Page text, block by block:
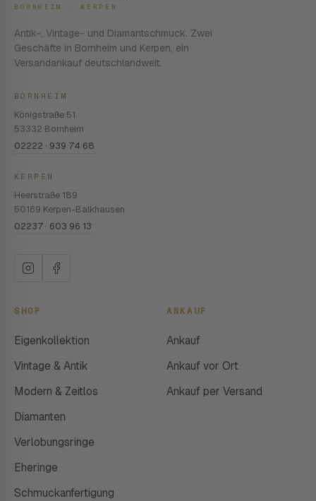
BORNHEIM · KERPEN
Antik-, Vintage- und Diamantschmuck. Zwei
Geschäfte in Bornheim und Kerpen, ein
Versandankauf deutschlandweit.
BORNHEIM
Königstraße 51
53332 Bornheim
02222 · 939 74 68
KERPEN
Heerstraße 189
50169 Kerpen-Balkhausen
02237 · 603 96 13
SHOP
Eigenkollektion
Vintage & Antik
Modern & Zeitlos
Diamanten
Verlobungsringe
Eheringe
Schmuckanfertigung
ANKAUF
Ankauf
Ankauf vor Ort
Ankauf per Versand